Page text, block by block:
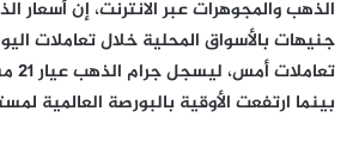
جنيهات بالأسواق المحلية خلال تعاملات
بينما ارتفعت الأوقية بالبورصة العالمية لمستوى 1939